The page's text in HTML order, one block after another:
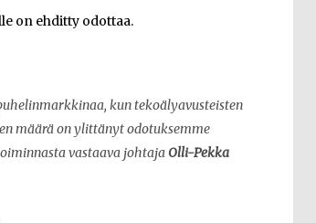
on ehditty odottaa.
kun tekoälyavusteisten
määrä on ylittänyt odotuksemme
vastaava johtajaOlli-Pekka